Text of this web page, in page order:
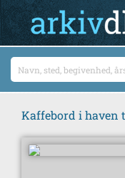
Kaffebord i haven